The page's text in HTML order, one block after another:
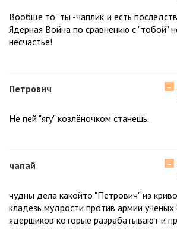
Вообще то "ты -чаплик"и есть
Ядерная Война по сравнению с "тобой"
несчастье!
Петрович −
Не пей "ягу" козлёночком станешь.
чапай −
чудны дела какойто "Петрович" из
кладезь мудрости против армии ученых
ядершиков которые разрабатывают и